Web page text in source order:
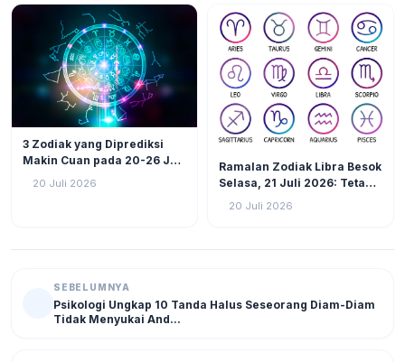
3 Zodiak yang Diprediksi
Makin Cuan pada 20-26 Juli
2026: Virgo Berani Ambil
20 Juli 2026
Ramalan Zodiak Libra Besok
Selasa, 21 Juli 2026: Tetap
Fokus Hadapi Tantangan,
20 Juli 2026
SEBELUMNYA
Psikologi Ungkap 10 Tanda Halus Seseorang Diam-Diam
Tidak Menyukai And...